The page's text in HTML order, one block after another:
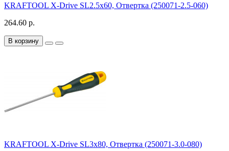
KRAFTOOL Х-Drive SL2.5x60, Отвертка (250071-2.5-060)
264.60 р.
В корзину
KRAFTOOL Х-Drive SL3x80, Отвертка (250071-3.0-080)